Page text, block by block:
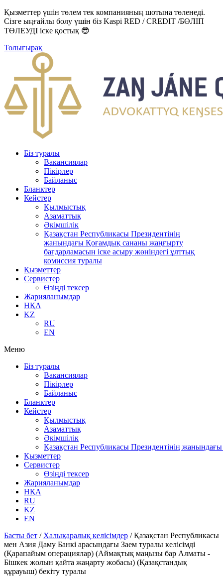
Қызметтер үшін төлем тек компанияның шотына төленеді.
Сізге ыңғайлы болу үшін біз Kaspi RED / CREDIT /БӨЛІП
ТӨЛЕУДІ іске қостық 😎
Толығырақ
Біз туралы
Вакансиялар
Пікірлер
Байланыс
Бланктер
Кейстер
Қылмыстық
Азаматтық
Әкімшілік
Қазақстан Республикасы Президентінің
жанындағы Қоғамдық сананы жаңғырту
бағдарламасын іске асыру жөніндегі ұлттық
комиссия туралы
Қызметтер
Сервистер
Өзіңді тексер
Жарияланымдар
НҚА
KZ
RU
EN
Меню
Біз туралы
Вакансиялар
Пікірлер
Байланыс
Бланктер
Кейстер
Қылмыстық
Азаматтық
Әкімшілік
Қазақстан Республикасы Президентінің
Қызметтер
Сервистер
Өзіңді тексер
Жарияланымдар
НҚА
RU
KZ
EN
Басты бет / Халықаралық келісімдер /Қазақстан Республикасы
мен Азия Даму Банкі арасындағы Заем туралы келісімді
(Қарапайым операциялар) (Аймақтық маңызы бар Алматы -
Бішкек жолын қайта жаңарту жобасы) (Қазақстандық
құрауыш) бекіту туралы